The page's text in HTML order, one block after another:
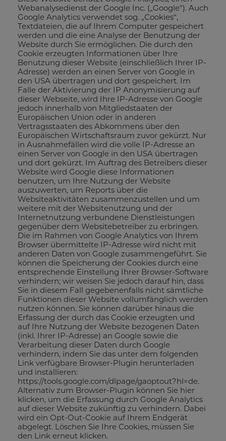
Webanalysedienst der Google Inc. („Google“). Auch
Google Analytics verwendet sog. „Cookies“,
Textdateien, die auf Ihrem Computer gespeichert
werden und die eine Analyse der Benutzung der
Website durch Sie ermöglichen. Die durch den
Cookie erzeugten Informationen über Ihre
Benutzung dieser Website (einschließlich Ihrer IP-
Adresse) werden an einen Server von Google in
den USA übertragen und dort gespeichert. Im
Falle der Aktivierung der IP Anonymisierung auf
dieser Webseite, wird Ihre IP-Adresse von Google
jedoch innerhalb von Mitgliedstaaten der
Europäischen Union oder in anderen
Vertragsstaaten des Abkommens über den
Europäischen Wirtschaftsraum zuvor gekürzt. Nur
in Ausnahmefällen wird die volle IP-Adresse an
einen Server von Google in den USA übertragen
und dort gekürzt. Im Auftrag des Betreibers dieser
Website wird Google diese Informationen
benutzen, um Ihre Nutzung der Website
auszuwerten, um Reports über die
Websiteaktivitäten zusammenzustellen und um
weitere mit der Websitenutzung und der
Internetnutzung verbundene Dienstleistungen
gegenüber dem Websitebetreiber zu erbringen.
Die im Rahmen von Google Analytics von Ihrem
Browser übermittelte IP-Adresse wird nicht mit
anderen Daten von Google zusammengeführt. Sie
können die Speicherung der Cookies durch eine
entsprechende Einstellung Ihrer Browser-Software
verhindern; wir weisen Sie jedoch darauf hin, dass
Sie in diesem Fall gegebenenfalls nicht sämtliche
Funktionen dieser Website vollumfänglich werden
nutzen können. Sie können darüber hinaus die
Erfassung der durch das Cookie erzeugten und
auf Ihre Nutzung der Website bezogenen Daten
(inkl. Ihrer IP-Adresse) an Google sowie die
Verarbeitung dieser Daten durch Google
verhindern, indem Sie das unter dem folgenden
Link verfügbare Browser-Plugin herunterladen
und installieren:
https://tools.google.com/dlpage/gaoptout?hl=de.
Alternativ zum Browser-Plugin können Sie hier
klicken, um die Erfassung durch Google Analytics
auf dieser Website zukünftig zu verhindern. Dabei
wird ein Opt-Out-Cookie auf Ihrem Endgerät
abgelegt. Löschen Sie Ihre Cookies, müssen Sie
den Link erneut klicken.